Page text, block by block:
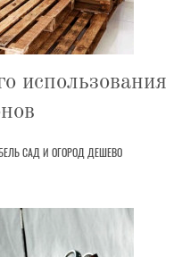
использования
САД И ОГОРОД ДЕШЕВО